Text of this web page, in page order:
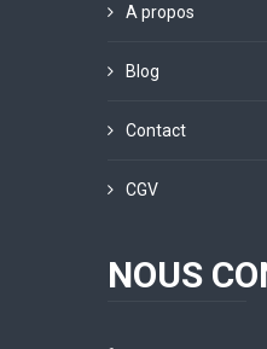
A propos
Blog
Contact
CGV
NOUS